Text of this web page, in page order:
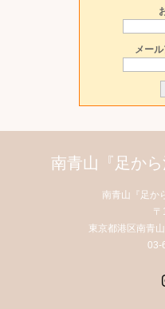
メー
南青山『足か
南青山『足か
東京都港区南青
03-